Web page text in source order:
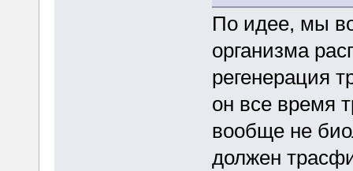
По идее, мы
организма
регенерация
он все время
вообще не
должен